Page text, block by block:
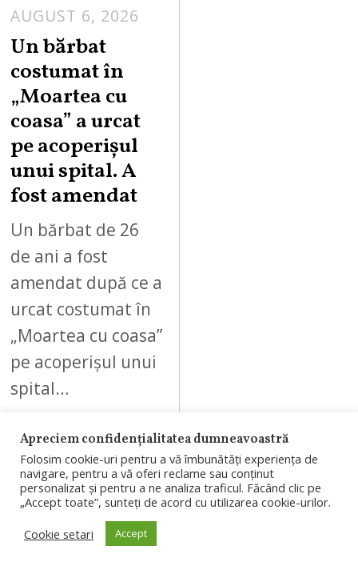
AUGUST 6, 2026
Un bărbat
costumat în
„Moartea cu
coasa” a urcat
pe acoperișul
unui spital. A
fost amendat
Un bărbat de 26
de ani a fost
amendat după ce a
urcat costumat în
„Moartea cu coasa”
pe acoperișul unui
spital…
08
Apreciem confidențialitatea dumneavoastră
Folosim cookie-uri pentru a vă îmbunătăți experiența de
navigare, pentru a vă oferi reclame sau conținut
personalizat și pentru a ne analiza traficul. Făcând clic pe
„Accept toate”, sunteți de acord cu utilizarea cookie-urilor.
Cookie setari
Accept